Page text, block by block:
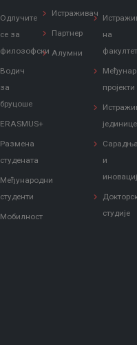
Одлучите
се за
филозофски
Водич
за
бруцоше
ERASMUS+
Размена
студената
Међународни
студенти
Мобилност
Истраживач
Партнер
Алумни
на
пројекти
јединице
и
студије